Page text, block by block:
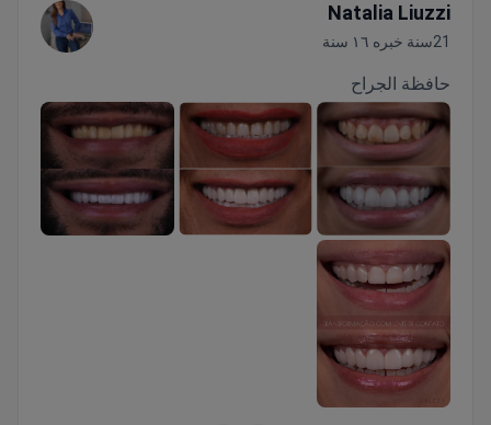
Natalia Liuzzi
21سنة خبره ١٦ سنة
حافظة الجراح